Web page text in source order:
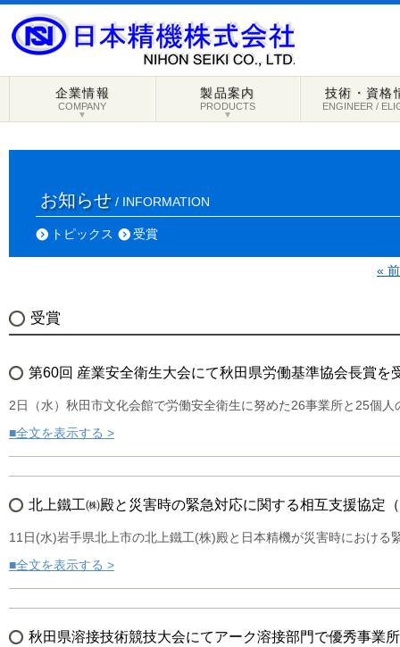
▼
企業情報
COMPANY
▼
製品案内
PRODUCTS
技術・資格
ENGINEER /
お知らせ/ INFORMATION
トピックス 受賞
«
受賞
第60回 産業安全衛生大会にて秋田県労働基準協会長賞を
2日（水）秋田市文化会館で労働安全衛生に努めた26事業所と25個
■全文を表示する >
北上鐵工㈱殿と災害時の緊急対応に関する相互支援協定
11日(水)岩手県北上市の北上鐵工(株)殿と日本精機が災害時におけ
■全文を表示する >
秋田県溶接技術競技大会にてアーク溶接部門で優秀事業